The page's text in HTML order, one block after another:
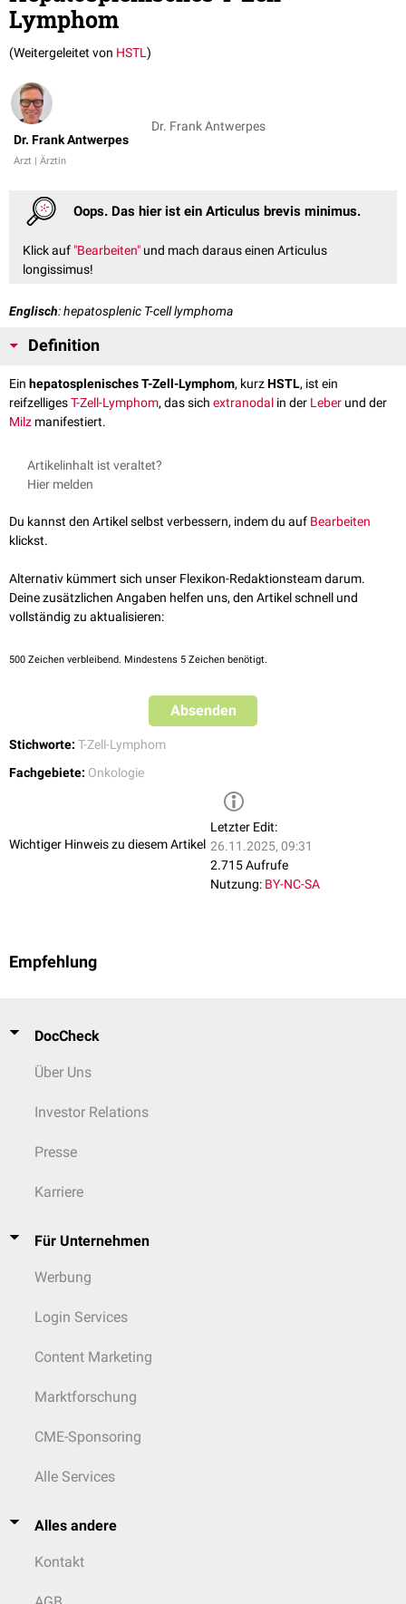
Lymphom
(Weitergeleitet von HSTL)
Dr. Frank Antwerpes
Arzt | Ärztin
Dr. Frank Antwerpes
Oops. Das hier ist ein Articulus brevis minimus.
Klick auf "Bearbeiten" und mach daraus einen Articulus
longissimus!
Englisch: hepatosplenic T-cell lymphoma
Definition
Ein hepatosplenisches T-Zell-Lymphom, kurzHSTL, ist ein
reifzelligesT-Zell-Lymphom, das sich extranodal in der Leber und der
Milz manifestiert.
Artikelinhalt ist veraltet?
Hier melden
Du kannst den Artikel selbst verbessern, indem du auf Bearbeiten
klickst.
Alternativ kümmert sich unser Flexikon-Redaktionsteam darum.
Deine zusätzlichen Angaben helfen uns, den Artikel schnell und
vollständig zu aktualisieren:
500 Zeichen verbleibend. Mindestens 5 Zeichen benötigt.
Absenden
Stichworte: T-Zell-Lymphom
Fachgebiete: Onkologie
Wichtiger Hinweis zu diesem Artikel
Letzter Edit:
26.11.2025, 09:31
2.715 Aufrufe
Nutzung: BY-NC-SA
Empfehlung
DocCheck
Über Uns
Investor Relations
Presse
Karriere
Für Unternehmen
Werbung
Login Services
Content Marketing
Marktforschung
CME-Sponsoring
Alle Services
Alles andere
Kontakt